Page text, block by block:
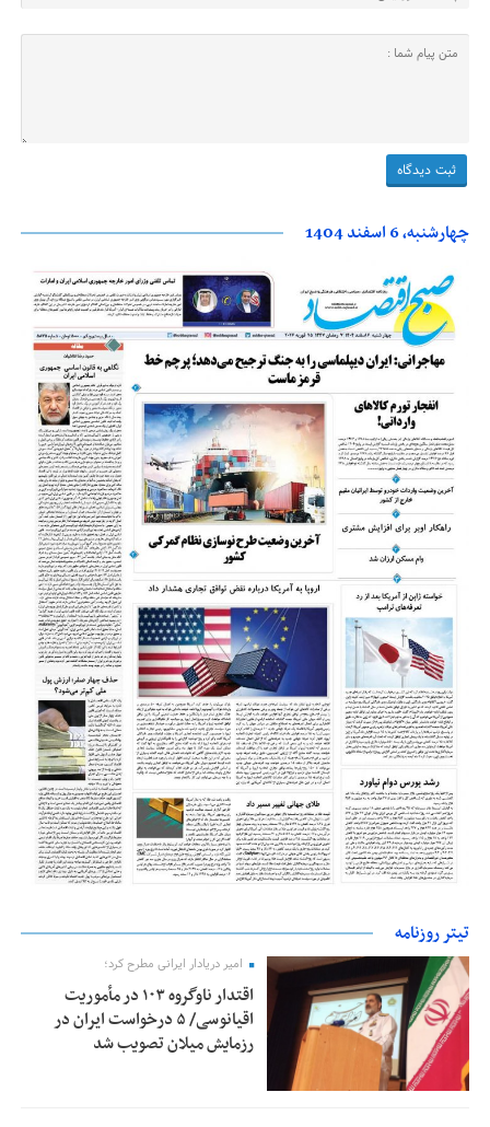
چهارشنبه، 6 اسفند 1404
تیتر روزنامه
امیر دریادار ایرانی مطرح کرد؛
اقتدار ناوگروه ۱۰۳ در مأموریت‌
اقیانوسی/ ۵ درخواست ایران در
رزمایش میلان تصویب شد